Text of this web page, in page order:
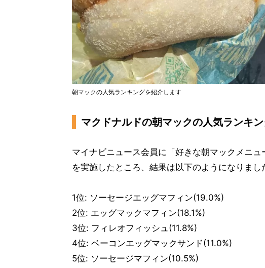
朝マックの人気ランキングを紹介します
マクドナルドの朝マックの人気ランキ
マイナビニュース会員に「好きな朝マックメニ
を実施したところ、結果は以下のようになりまし
1位: ソーセージエッグマフィン(19.0%)
2位: エッグマックマフィン(18.1%)
3位: フィレオフィッシュ(11.8%)
4位: ベーコンエッグマックサンド(11.0%)
5位: ソーセージマフィン(10.5%)